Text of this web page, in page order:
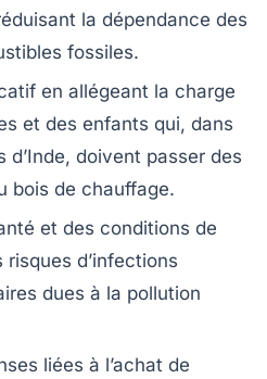
la dépendance des
fossiles.
en allégeant la charge
et des enfants qui, dans
d’Inde, doivent passer des
bois de chauffage.
et des conditions de
d’infections
dues à la pollution
liées à l’achat de